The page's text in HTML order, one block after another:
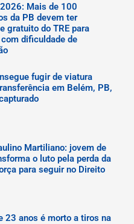
Mais de 100
da PB devem ter
gratuito do TRE para
dificuldade de
fugir de viatura
em Belém, PB,
Martiliano: jovem de
o luto pela perda da
para seguir no Direito
23 anos é morto a tiros na